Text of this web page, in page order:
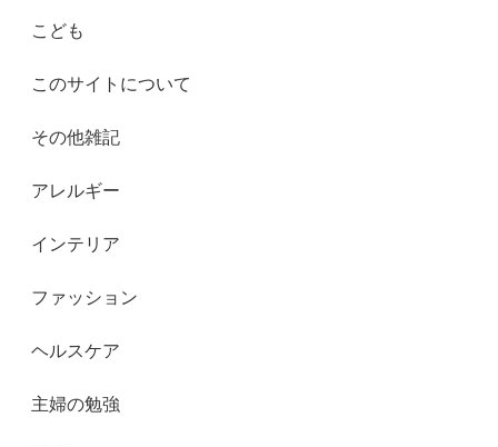
こども
このサイトについて
その他雑記
アレルギー
インテリア
ファッション
ヘルスケア
主婦の勉強